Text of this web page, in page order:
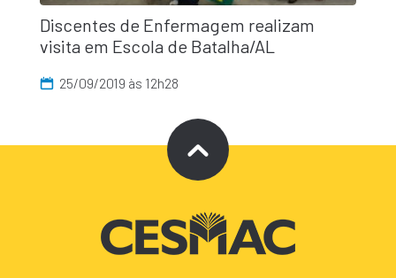
Discentes de Enfermagem realizam
visita em Escola de Batalha/AL
25/09/2019 às 12h28